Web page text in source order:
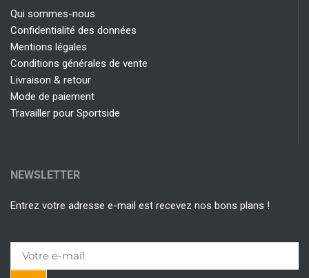
Qui sommes-nous
Confidentialité des données
Mentions légales
Conditions générales de vente
Livraison & retour
Mode de paiement
Travailler pour Sportside
NEWSLETTER
Entrez votre adresse e-mail est recevez nos bons plans !